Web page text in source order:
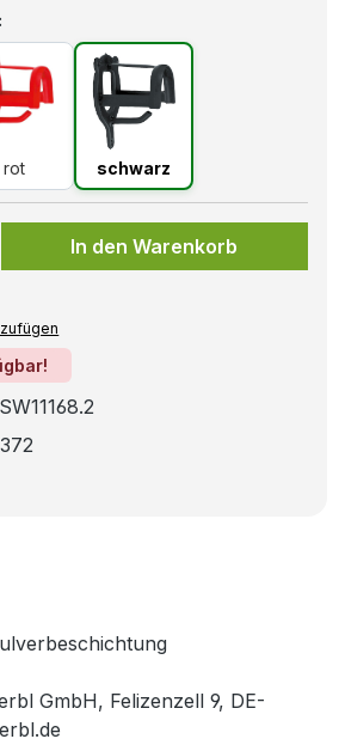
rot
rot
schwarz
schwarz
Gib den
In den Warenkorb
SW11168.2
GmbH, Felizenzell 9, DE-